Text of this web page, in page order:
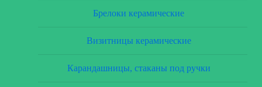
Брелоки керамические
Визитницы керамические
Карандашницы, стаканы под ручки